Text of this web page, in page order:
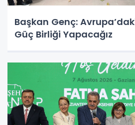
Başkan Genç:
Güç Birliği Yapacağız